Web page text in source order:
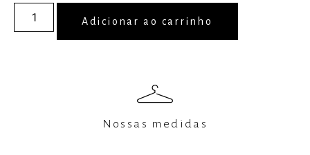
Adicionar ao carrinho
Nossas medidas